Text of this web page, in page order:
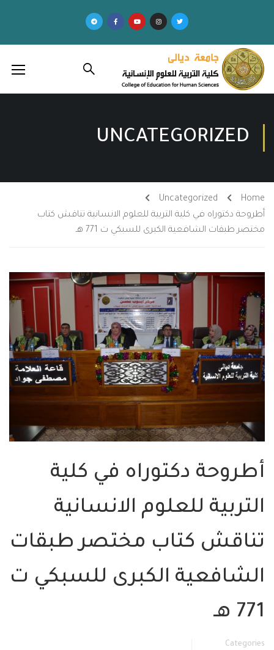
UNCATEGORIZED
Home
Uncategorized
أطروحة دكتوراه في كلية التربية للعلوم الانسانية تناقش كتاب
مختصر طبقات الشافعية الكبرى للسبكي ت 771 هـ
أطروحة دكتوراه في كلية
التربية للعلوم الانسانية
تناقش كتاب مختصر طبقات
الشافعية الكبرى للسبكي ت
771 هـ
Categories